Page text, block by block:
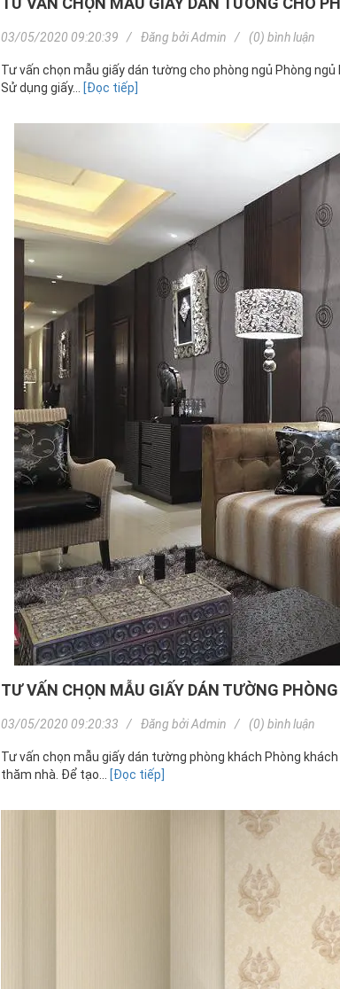
03/05/2020 09:20:39 Đăng bởiAdmin (0) bình luận
Tư vấn chọn mẫu giấy dán tường cho phòng ngủ Phòng
Sử dụng giấy...
[Đọc tiếp]
TƯ VẤN CHỌN MẪU GIẤY DÁN TƯỜNG
03/05/2020 09:20:33 Đăng bởiAdmin (0) bình luận
Tư vấn chọn mẫu giấy dán tường phòng khách Phòng
thăm nhà. Để tạo...
[Đọc tiếp]